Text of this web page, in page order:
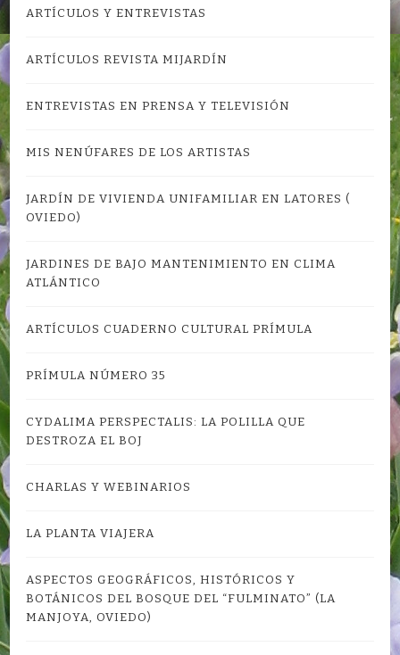
ARTÍCULOS Y ENTREVISTAS
ARTÍCULOS REVISTA MIJARDÍN
ENTREVISTAS EN PRENSA Y TELEVISIÓN
MIS NENÚFARES DE LOS ARTISTAS
JARDÍN DE VIVIENDA UNIFAMILIAR EN LATORES (
OVIEDO)
JARDINES DE BAJO MANTENIMIENTO EN CLIMA
ATLÁNTICO
ARTÍCULOS CUADERNO CULTURAL PRÍMULA
PRÍMULA NÚMERO 35
CYDALIMA PERSPECTALIS: LA POLILLA QUE
DESTROZA EL BOJ
CHARLAS Y WEBINARIOS
LA PLANTA VIAJERA
ASPECTOS GEOGRÁFICOS, HISTÓRICOS Y
BOTÁNICOS DEL BOSQUE DEL “FULMINATO” (LA
MANJOYA, OVIEDO)